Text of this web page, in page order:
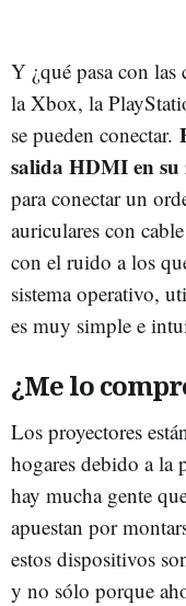
Y ¿qué pasa con
la Xbox, la
se pueden conectar.
salida HDMI en
para conectar un
auriculares con
con el ruido a los
sistema operativo,
es muy simple e
¿Me lo
Los proyectores
hogares debido a la
hay mucha gente
apuestan por
estos dispositivos
y no sólo porque